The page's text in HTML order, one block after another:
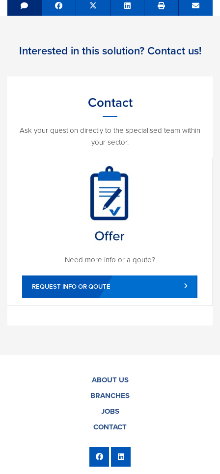
Share on Facebook
Tweet Share on LinkedIn Send
Interested in this solution? Contact us!
Contact
Ask your question directly to the specialised team within
your sector.
Need more info or a qoute?
REQUEST INFO OR QOUTE
ABOUT US
BRANCHES
JOBS
CONTACT